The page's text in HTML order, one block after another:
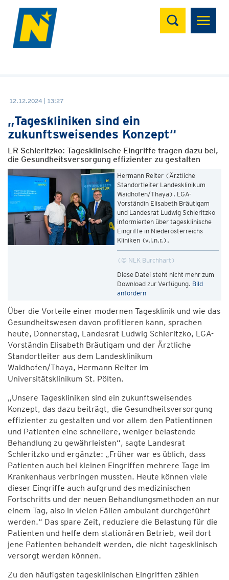
Suchen
12.12.2024 | 13:27
„Tageskliniken sind ein
zukunftsweisendes Konzept“
LR Schleritzko: Tagesklinische Eingriffe tragen dazu bei,
die Gesundheitsversorgung effizienter zu gestalten
Hermann Reiter (Ärztliche
Standortleiter Landesklinikum
Waidhofen/Thaya), LGA-
Vorständin Elisabeth Bräutigam
und Landesrat Ludwig Schleritzko
informierten über tagesklinische
Eingriffe in Niederösterreichs
Kliniken (v.l.n.r.).
© NLK Burchhart
Diese Datei steht nicht mehr zum
Download zur Verfügung. Bild
anfordern
Über die Vorteile einer modernen Tagesklinik und wie das
Gesundheitswesen davon profitieren kann, sprachen
heute, Donnerstag, Landesrat Ludwig Schleritzko, LGA-
Vorständin Elisabeth Bräutigam und der Ärztliche
Standortleiter aus dem Landesklinikum
Waidhofen/Thaya, Hermann Reiter im
Universitätsklinikum St. Pölten.
„Unsere Tageskliniken sind ein zukunftsweisendes
Konzept, das dazu beiträgt, die Gesundheitsversorgung
effizienter zu gestalten und vor allem den Patientinnen
und Patienten eine schnellere, weniger belastende
Behandlung zu gewährleisten“, sagte Landesrat
Schleritzko und ergänzte: „Früher war es üblich, dass
Patienten auch bei kleinen Eingriffen mehrere Tage im
Krankenhaus verbringen mussten. Heute können viele
dieser Eingriffe auch aufgrund des medizinischen
Fortschritts und der neuen Behandlungsmethoden an nur
einem Tag, also in vielen Fällen ambulant durchgeführt
werden.“ Das spare Zeit, reduziere die Belastung für die
Patienten und helfe dem stationären Betrieb, weil dort
jene Patienten behandelt werden, die nicht tagesklinisch
versorgt werden können.
Zu den häufigsten tagesklinischen Eingriffen zählen